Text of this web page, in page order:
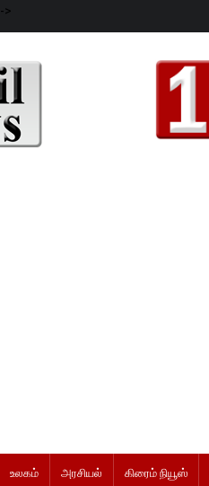
>
உலகம் அரசியல் கிரைம் நியூஸ்